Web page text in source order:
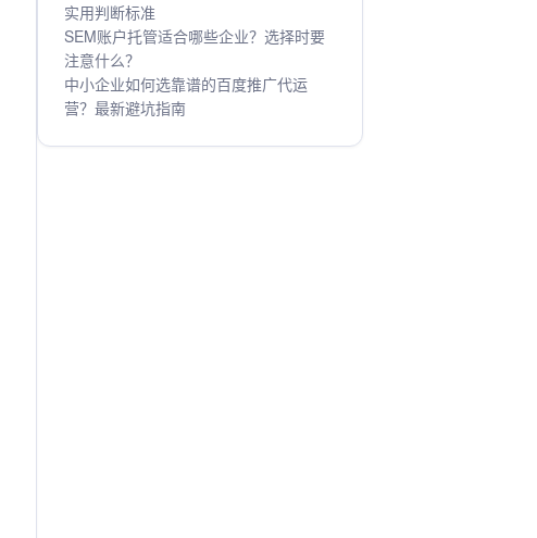
实用判断标准
SEM账户托管适合哪些企业？选择时要
注意什么？
中小企业如何选靠谱的百度推广代运
营？最新避坑指南